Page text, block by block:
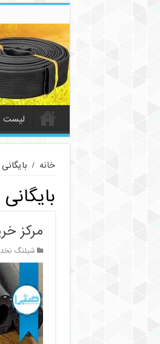
لیست
خانه /
مرکز
شیلنگ